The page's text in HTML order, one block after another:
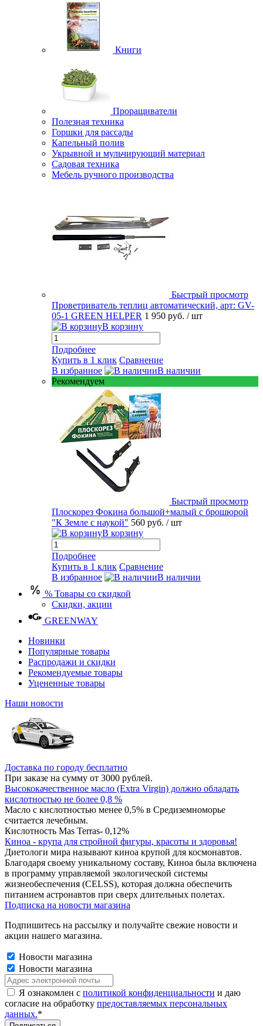
Книги
Проращиватели
Полезная техника
Горшки для рассады
Капельный полив
Укрывной и мульчирующий материал
Садовая техника
Мебель ручного производства
Быстрый просмотр
Проветриватель теплиц автоматический, арт: GV-
05-1 GREEN HELPER 1 950 руб. / шт
В корзину
Подробнее
Купить в 1 клик Сравнение
В избранное
В наличии
Рекомендуем
Быстрый просмотр
Плоскорез Фокина большой+малый с брошюрой
"К Земле с наукой" 560 руб. / шт
В корзину
Подробнее
Купить в 1 клик Сравнение
В избранное
В наличии
% Товары со скидкой
Скидки, акции
GREENWAY
Новинки
Популярные товары
Распродажи и скидки
Рекомендуемые товары
Уцененные товары
Наши новости
Доставка по городу бесплатно
При заказе на сумму от 3000 рублей.
Высококачественное масло (Extra Virgin) должно обладать
кислотностью не более 0,8 %
Масло с кислотностью менее 0,5% в Средиземноморье
считается лечебным.
Кислотность Mas Terras- 0,12%
Киноа - крупа для стройной фигуры, красоты и здоровья!
Диетологи мира называют киноа крупой для космонавтов.
Благодаря своему уникальному составу, Киноа была включена
в программу управляемой экологической системы
жизнеобеспечения (CELSS), которая должна обеспечить
питанием астронавтов при сверх длительных полетах.
Подписка на новости магазина
Подпишитесь на рассылку и получайте свежие новости и
акции нашего магазина.
Новости магазина
Новости магазина
Я ознакомлен с политикой конфиденциальности и даю
согласие на обработку предоставляемых персональных
данных.*